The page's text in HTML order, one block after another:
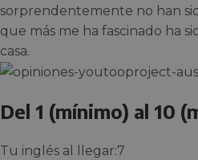
sorprendentemente no han
que más me ha fascinado ha
casa.
Del 1 (mínimo) al 10
Tu inglés al llegar:7